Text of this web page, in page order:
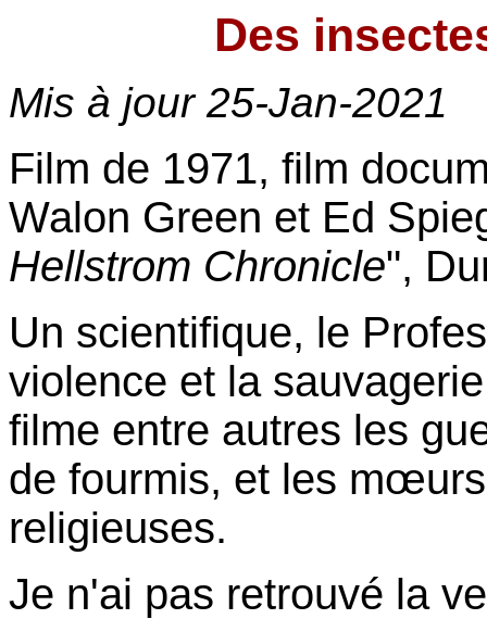
Des
Mis à jour 25-Jan-2021
Film de 1971, film
Walon Green et Ed
Hellstrom Chronicle",
Un scientifique, le
violence et la
filme entre autres les
de fourmis, et les
religieuses.
Je n'ai pas retrouvé la